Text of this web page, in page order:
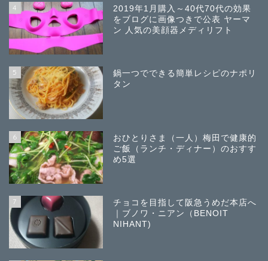
4
2019年1月購入～40代70代の効果
をブログに画像つきで公表 ヤーマ
ン 人気の美顔器メディリフト
5
鍋一つでできる簡単レシピのナポリ
タン
6
おひとりさま（一人）梅田で健康的
ご飯（ランチ・ディナー）のおすす
め5選
7
チョコを目指して阪急うめだ本店へ
｜ブノワ・ニアン（BENOIT
NIHANT)